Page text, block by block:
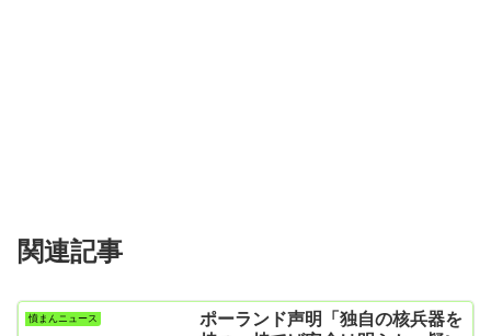
関連記事
憤まんニュース
ポーランド声明「独自の核兵器を